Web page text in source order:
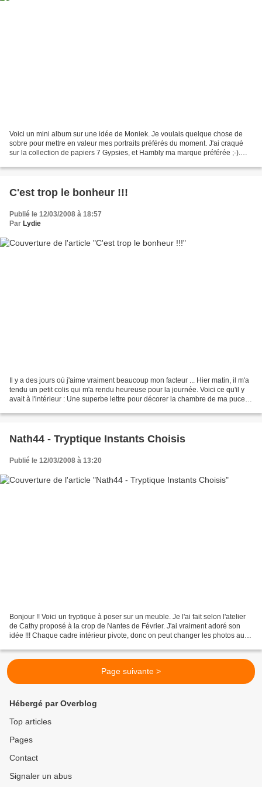
Voici un mini album sur une idée de Moniek. Je voulais quelque chose de
sobre pour mettre en valeur mes portraits préférés du moment. J'ai craqué
sur la collection de papiers 7 Gypsies, et Hambly ma marque préférée ;-).
C'est trop le bonheur !!!
Publié le 12/03/2008 à 18:57
Par Lydie
Il y a des jours où j'aime vraiment beaucoup mon facteur ... Hier matin, il m'a
tendu un petit colis qui m'a rendu heureuse pour la journée. Voici ce qu'il y
avait à l'intérieur : Une superbe lettre pour décorer la chambre de ma puce
Nath44 - Tryptique Instants Choisis
Publié le 12/03/2008 à 13:20
Bonjour !! Voici un tryptique à poser sur un meuble. Je l'ai fait selon l'atelier
de Cathy proposé à la crop de Nantes de Février. J'ai vraiment adoré son
idée !!! Chaque cadre intérieur pivote, donc on peut changer les photos au
Page suivante >
Hébergé par Overblog
Top articles
Pages
Contact
Signaler un abus